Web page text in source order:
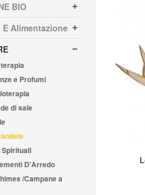
BIO
Alimentazione
e Profumi
di sale
Spirituali
D'Arredo
/Campane a